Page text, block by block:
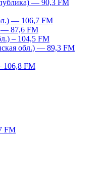
— 90,3 FM
— 106,7 FM
— 87,6 FM
– 104,5 FM
обл.) — 89,3 FM
106,8 FM
FM